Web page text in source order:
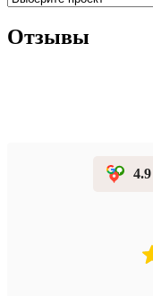
Отзывы
4.9